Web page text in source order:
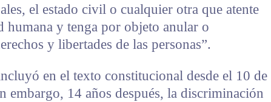
el estado civil o cualquier otra que atente
humana y tenga por objeto anular o
y libertades de las personas”.
en el texto constitucional desde el 10 de
embargo, 14 años después, la discriminación